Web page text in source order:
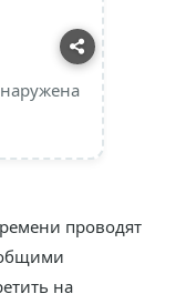
проводят
на